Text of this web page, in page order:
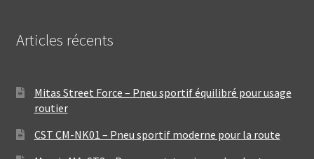
Articles récents
Mitas Street Force – Pneu sportif équilibré pour usage
routier
CST CM-NK01 – Pneu sportif moderne pour la route